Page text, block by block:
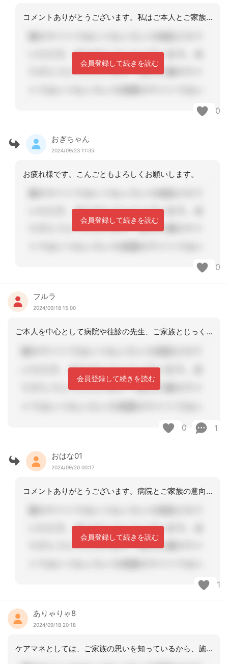
コメントありがとうございます。私はご本人とご家族の意向に添えるよう支援していきた
会員登録して続きを読む
0
おぎちゃん
2024/09/23 11:35
お疲れ様です。こんごともよろしくお願いします。
会員登録して続きを読む
0
フルラ
2024/09/18 15:00
ご本人を中心として病院や往診の先生、ご家族とじっくり話し合われ、自宅でのメリット
会員登録して続きを読む
0 1
おはな01
2024/09/20 00:17
コメントありがとうございます。病院とご家族の意向や方針が違っていたようです。病院
会員登録して続きを読む
1
ありゃりゃ8
2024/09/18 20:18
ケアマネとしては、ご家族の思いを知っているから、施設と思われているのですね。ご本